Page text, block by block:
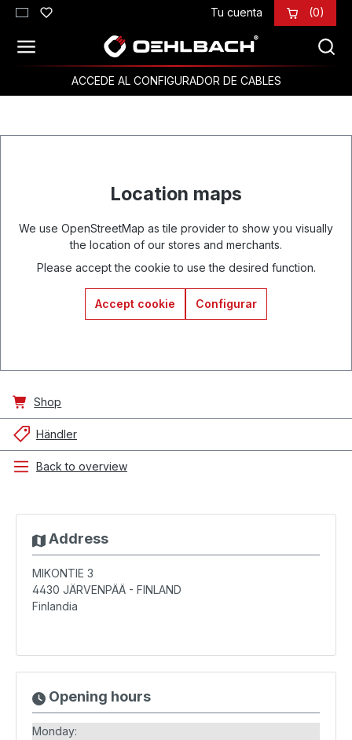
Saltar al contenido principal Tu cuenta (0)
ACCEDE AL CONFIGURADOR DE CABLES
Location maps
We use OpenStreetMap as tile provider to show you visually
the location of our stores and merchants.
Please accept the cookie to use the desired function.
Accept cookie Configurar
Shop
Händler
Back to overview
Address
MIKONTIE 3
4430 JÄRVENPÄÄ - FINLAND
Finlandia
Opening hours
Monday: